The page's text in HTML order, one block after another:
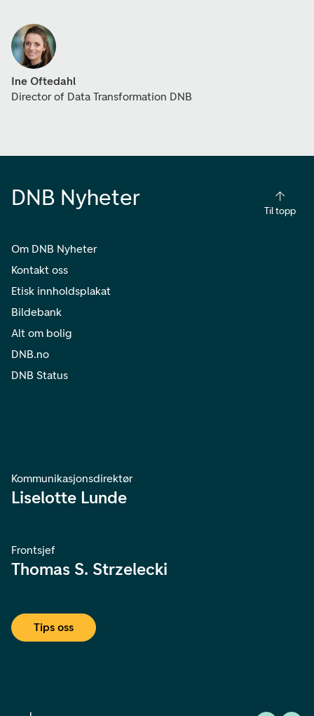
Ine Oftedahl
Director of Data Transformation DNB
DNB Nyheter
Til topp
Om DNB Nyheter
Kontakt oss
Etisk innholdsplakat
Bildebank
Alt om bolig
DNB.no
DNB Status
Kommunikasjonsdirektør
Liselotte Lunde
Frontsjef
Thomas S. Strzelecki
Tips oss